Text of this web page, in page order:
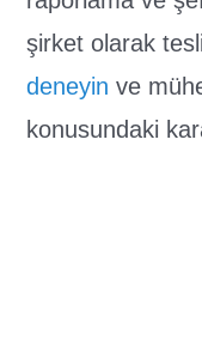
şirket olarak
deneyin ve
konusundaki